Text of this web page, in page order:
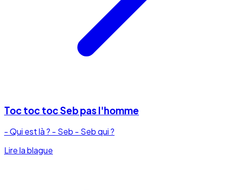
Toc toc toc Seb pas l'homme
- Qui est là ? - Seb - Seb qui ?
Lire la blague